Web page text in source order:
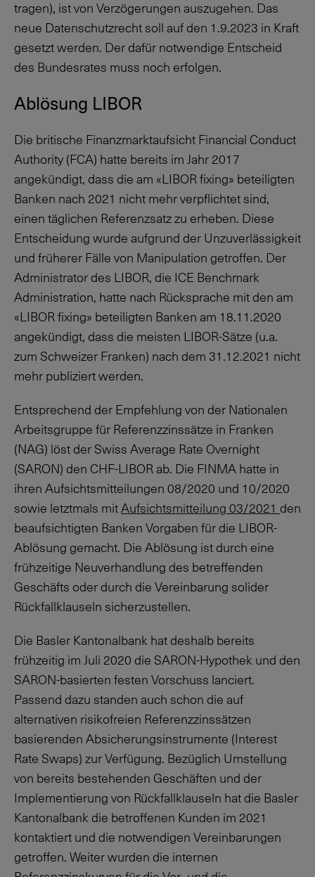
tragen), ist von Verzögerungen auszugehen. Das
neue Datenschutzrecht soll auf den 1.9.2023 in Kraft
gesetzt werden. Der dafür notwendige Entscheid
des Bundesrates muss noch erfolgen.
Ablösung LIBOR
Die britische Finanzmarktaufsicht Financial Conduct
Authority (FCA) hatte bereits im Jahr 2017
angekündigt, dass die am «LIBOR fixing» beteiligten
Banken nach 2021 nicht mehr verpflichtet sind,
einen täglichen Referenzsatz zu erheben. Diese
Entscheidung wurde aufgrund der Unzuverlässigkeit
und früherer Fälle von Manipulation getroffen. Der
Administrator des LIBOR, die ICE Benchmark
Administration, hatte nach Rücksprache mit den am
«LIBOR fixing» beteiligten Banken am 18.11.2020
angekündigt, dass die meisten LIBOR-Sätze (u.a.
zum Schweizer Franken) nach dem 31.12.2021 nicht
mehr publiziert werden.
Entsprechend der Empfehlung von der Nationalen
Arbeitsgruppe für Referenzzinssätze in Franken
(NAG) löst der Swiss Average Rate Overnight
(SARON) den CHF-LIBOR ab. Die FINMA hatte in
ihren Aufsichtsmitteilungen 08/2020 und 10/2020
sowie letztmals mitAufsichtsmitteilung 03/2021 den
beaufsichtigten Banken Vorgaben für die LIBOR-
Ablösung gemacht. Die Ablösung ist durch eine
frühzeitige Neuverhandlung des betreffenden
Geschäfts oder durch die Vereinbarung solider
Rückfallklauseln sicherzustellen.
Die Basler Kantonalbank hat deshalb bereits
frühzeitig im Juli 2020 die SARON-Hypothek und den
SARON-basierten festen Vorschuss lanciert.
Passend dazu standen auch schon die auf
alternativen risikofreien Referenzzinssätzen
basierenden Absicherungsinstrumente (Interest
Rate Swaps) zur Verfügung. Bezüglich Umstellung
von bereits bestehenden Geschäften und der
Implementierung von Rückfallklauseln hat die Basler
Kantonalbank die betroffenen Kunden im 2021
kontaktiert und die notwendigen Vereinbarungen
getroffen. Weiter wurden die internen